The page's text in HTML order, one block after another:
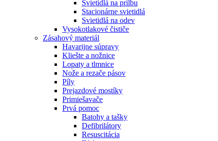
Svietidlá na prilbu
Stacionárne svietidlá
Svietidlá na odev
Vysokotlakové čističe
Zásahový materiál
Havarijne súpravy
Kliešte a nožnice
Lopaty a tlmnice
Nože a rezače pásov
Píly
Prejazdové mostíky
Primiešavače
Prvá pomoc
Batohy a tašky
Defibrilátory
Resuscitácia